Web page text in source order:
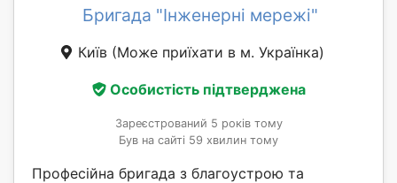
Бригада "Інженерні мережі"
Київ (Може приїхати в м. Українка)
Особистість підтверджена
Зареєстрований 5 років тому
Був на сайті 59 хвилин тому
Професійна бригада з благоустрою та